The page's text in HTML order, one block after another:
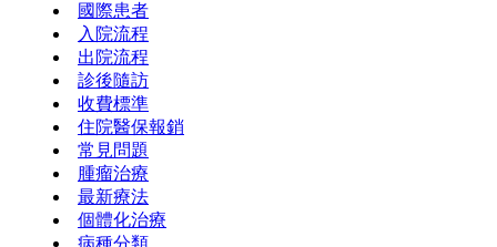
國際患者
入院流程
出院流程
診後隨訪
收費標準
住院醫保報銷
常見問題
腫瘤治療
最新療法
個體化治療
病種分類